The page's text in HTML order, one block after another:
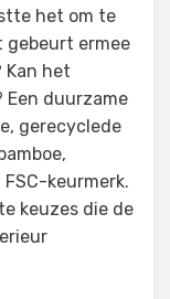
het om te
gebeurt ermee
Kan het
duurzame
gerecyclede
keurmerk.
keuzes die de